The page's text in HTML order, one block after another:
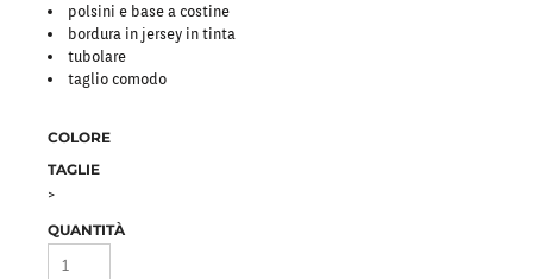
polsini e base a costine
bordura in jersey in tinta
tubolare
taglio comodo
COLORE
TAGLIE
>
QUANTITÀ